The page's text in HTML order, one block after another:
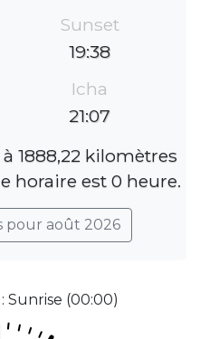
Sunset
19:38
Icha
21:07
1888,22 kilomètres
horaire est 0 heure.
pour août 2026
Sunrise (00:00)